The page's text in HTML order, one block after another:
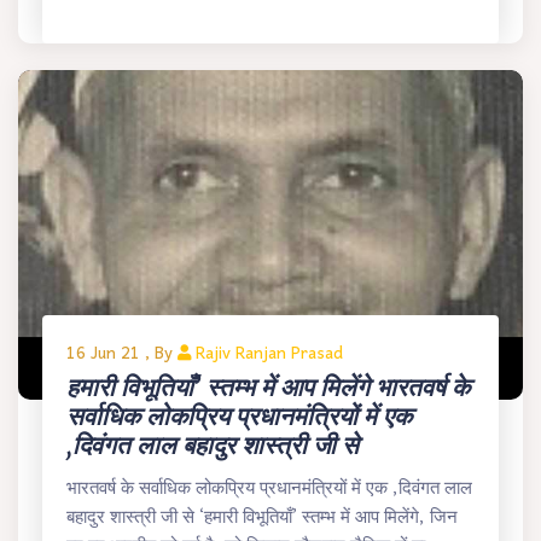
16 Jun 21 , By Rajiv Ranjan Prasad
हमारी विभूतियाँ’ स्तम्भ में आप मिलेंगे भारतवर्ष के
सर्वाधिक लोकप्रिय प्रधानमंत्रियों में एक
,दिवंगत लाल बहादुर शास्त्री जी से
भारतवर्ष के सर्वाधिक लोकप्रिय प्रधानमंत्रियों में एक ,दिवंगत लाल
बहादुर शास्त्री जी से ‘हमारी विभूतियाँ’ स्तम्भ में आप मिलेंगे, जिन